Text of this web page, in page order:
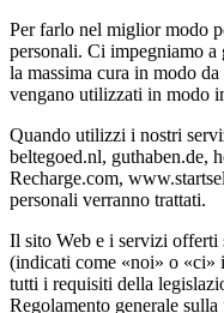
Per farlo nel miglior modo
personali. Ci impegniamo
la massima cura in modo
vengano utilizzati in modo
Quando utilizzi i nostri
beltegoed.nl, guthaben.de,
Recharge.com,
personali verranno trattati.
Il sito Web e i servizi offerti
(indicati come «noi» o «ci»
tutti i requisiti della
Regolamento generale